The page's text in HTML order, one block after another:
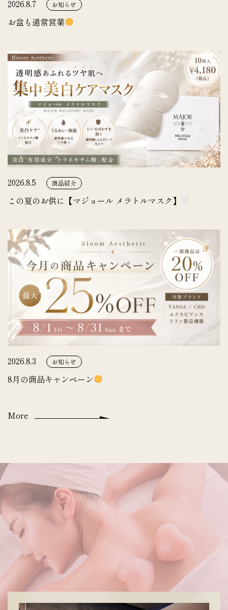
2026.8.7 お知らせ
お盆も通常営業
2026.8.5 商品紹介
この夏のお供に【マジョール メラトルマスク】
2026.8.3 お知らせ
8月の商品キャンペーン
More